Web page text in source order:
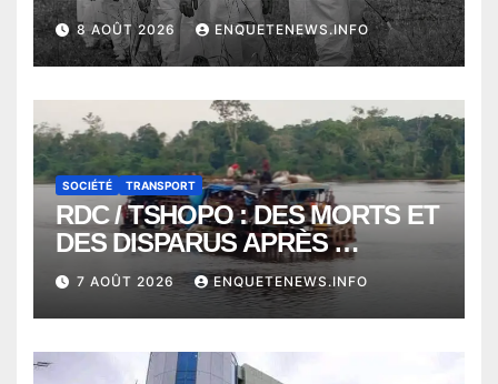
VONT VERS SEPTEMBRE
ALORS QUE L’ÉPIDÉMIE TEND
VERS 2000 DÉCÈS
8 AOÛT 2026 ENQUETENEWS.INFO
SOCIÉTÉ TRANSPORT
RDC / TSHOPO : DES MORTS ET
DES DISPARUS APRÈS
NAUFRAGE D’UNE BALEINIERE
À QUELQUES KILOMÈTRES DE
KISANGANI
7 AOÛT 2026 ENQUETENEWS.INFO